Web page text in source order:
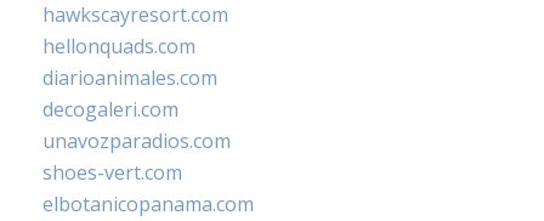
hawkscayresort.com
hellonquads.com
diarioanimales.com
decogaleri.com
unavozparadios.com
shoes-vert.com
elbotanicopanama.com